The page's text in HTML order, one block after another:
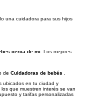
una cuidadora para sus hijos
cerca de mi . Los mejores
de Cuidadoras de bebés
ubicados en tu ciudad y
que muestren interés se van
y tarifas personalizadas